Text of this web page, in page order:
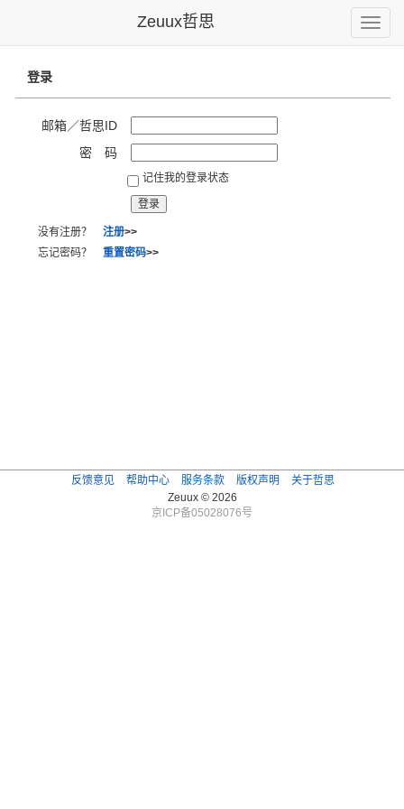
Toggle
Zeuux哲思
登录
邮箱／哲思ID
密 码
记住我的登录状态
没有注册？ 注册>>
忘记密码？ 重置密码>>
反馈意见 帮助中心 服务条款 版权声明
关于哲思
Zeuux © 2026
京ICP备05028076号